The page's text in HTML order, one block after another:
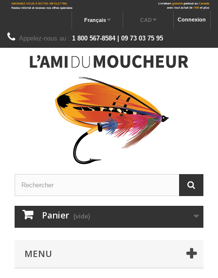
Connexion
CAD
Français
Appelez-nous au : 1 800 567-8584 | 09 73 03 75 95
Panier (vide)
MENU